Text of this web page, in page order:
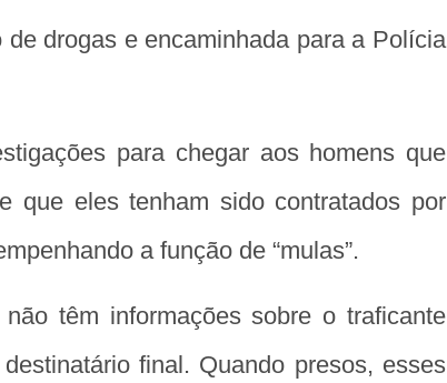
drogas e encaminhada para a Polícia
para chegar aos homens que
que eles tenham sido contratados por
a função de “mulas”.
têm informações sobre o traficante
final. Quando presos, esses